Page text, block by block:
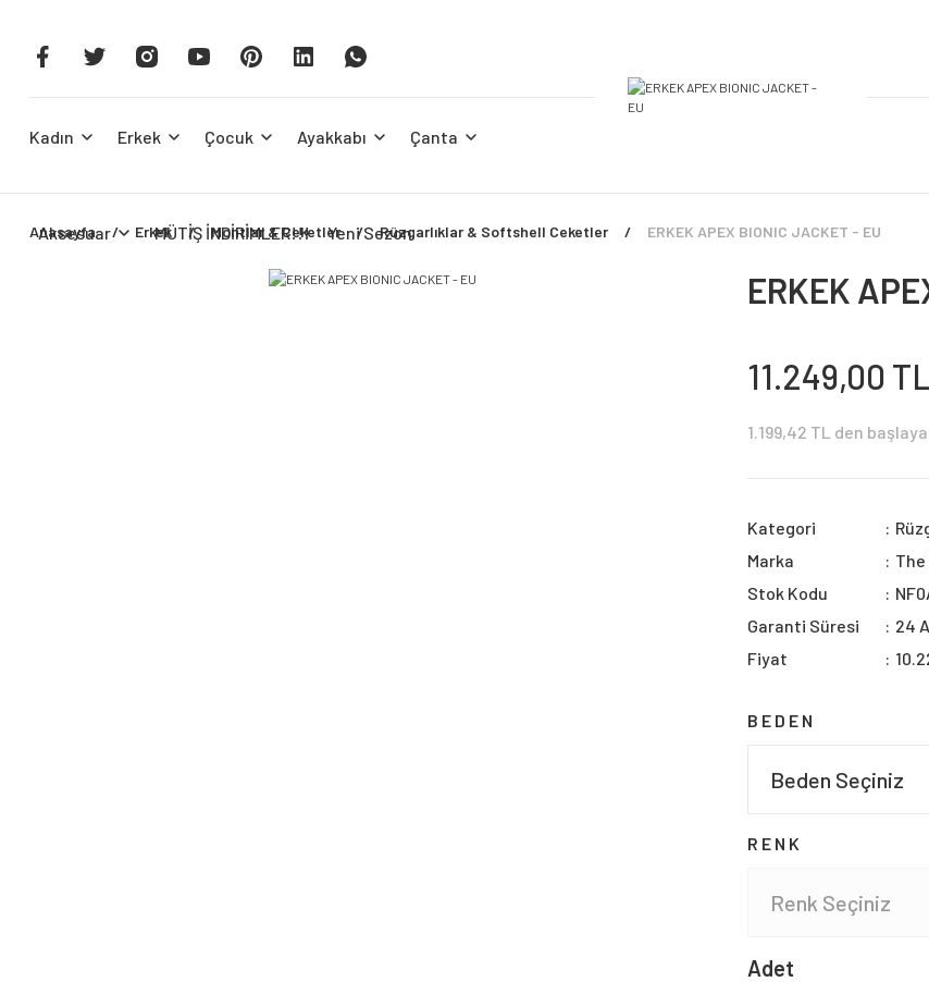
Kadın Erkek Çocuk Ayakkabı Çanta
Aksesuar MÜTİŞ İNDİRİMLER!!! Yeni Sezon
Anasayfa Erkek Montlar & Ceketler Rüzgarlıklar & Softshell Ceketler ERKEK APEX BIONIC JACKET - EU
ERKEK
11.249,00
1.199,42 TL den
Kategori
Marka
Stok Kodu
Garanti Süresi
24
Fiyat
BEDEN
RENK
Adet